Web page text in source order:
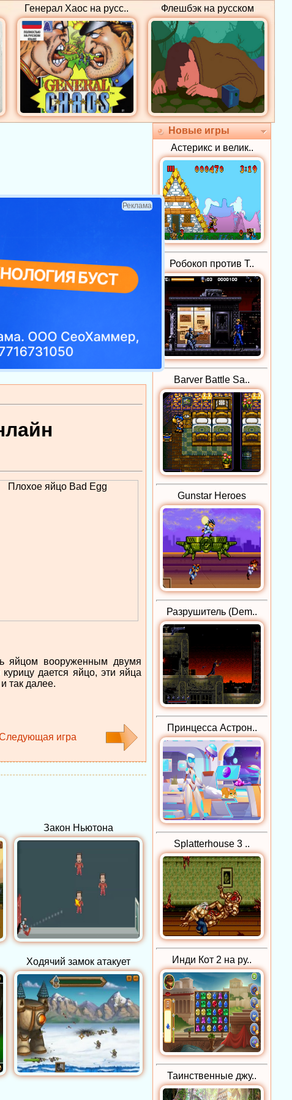
Генерал Хаос на русс.. Флешбэк на русском
Реклама
яйцом вооруженным двумя
дается яйцо, эти яйца
так далее.
игра
Закон Ньютона
Ходячий замок атакует
Новые игры
Астерикс и велик..
Робокоп против Т..
Barver Battle Sa..
Gunstar Heroes
Разрушитель (Dem..
Принцесса Астрон..
Splatterhouse 3 ..
Инди Кот 2 на ру..
Таинственные джу..